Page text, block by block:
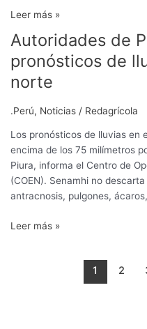
Leer más »
Autoridades de
pronósticos de
norte
.Perú, Noticias / Redagrícola
Los pronósticos de lluvias en
encima de los 75 milímetros
Piura, informa el Centro de
(COEN). Senamhi no
antracnosis, pulgones,
Autoridades
Perú
mantienen
de
lluvias
intensas
en
el
norte
Leer más »
1 2